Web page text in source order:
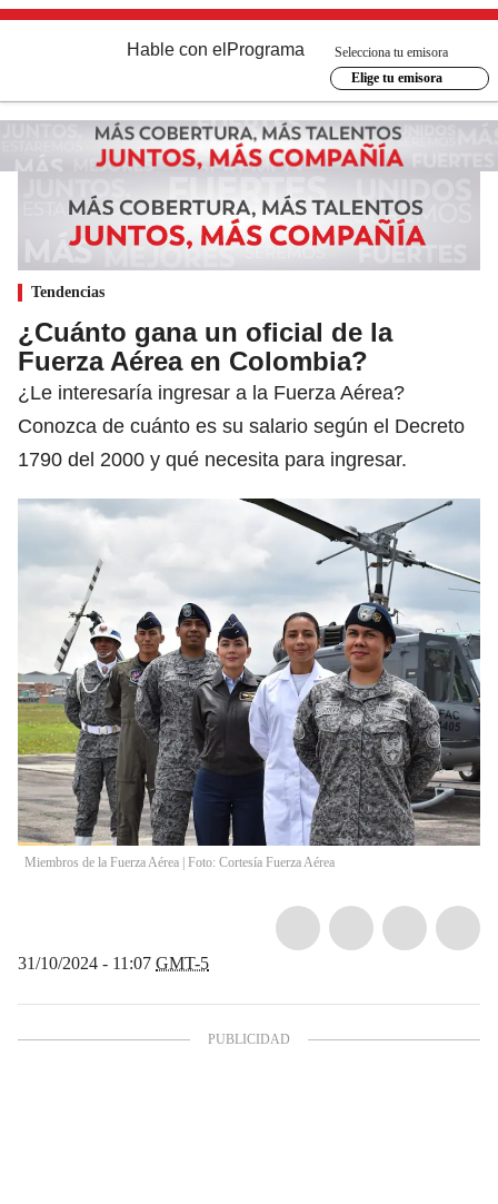
Hable con el Programa
Selecciona tu emisora
Elige tu emisora
Tendencias
¿Cuánto gana un oficial de la
Fuerza Aérea en Colombia?
¿Le interesaría ingresar a la Fuerza Aérea?
Conozca de cuánto es su salario según el Decreto
1790 del 2000 y qué necesita para ingresar.
Miembros de la Fuerza Aérea | Foto: Cortesía Fuerza Aérea
31/10/2024 - 11:07 GMT-5